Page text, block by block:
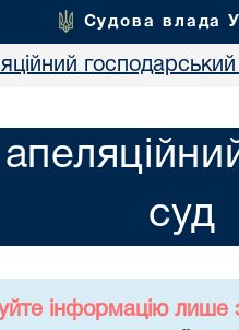
Судова влада
суд
інформацію лише